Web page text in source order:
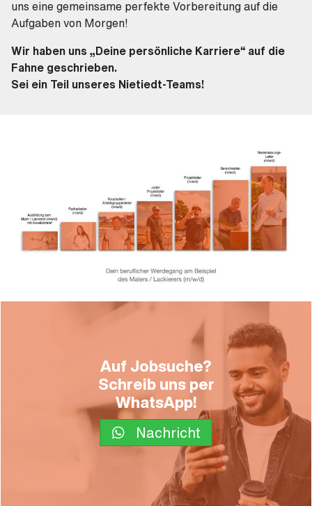
uns eine gemeinsame perfekte Vorbereitung auf die
Aufgaben von Morgen!
Wir haben uns „Deine persönliche Karriere“ auf die
Fahne geschrieben.
Sei ein Teil unseres Nietiedt-Teams!
Auf Jobsuche?
Schreib uns per
WhatsApp!
Nachricht